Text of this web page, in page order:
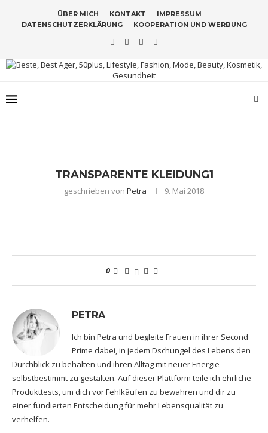
ÜBER MICH KONTAKT
IMPRESSUM
DATENSCHUTZERKLÄRUNG
KOOPERATION UND WERBUNG
TRANSPARENTE KLEIDUNG1
geschrieben von Petra 9. Mai 2018
0
PETRA
Ich bin Petra und begleite Frauen in ihrer Second
Prime dabei, in jedem Dschungel des Lebens den
Durchblick zu behalten und ihren Alltag mit neuer Energie
selbstbestimmt zu gestalten. Auf dieser Plattform teile ich ehrliche
Produkttests, um dich vor Fehlkäufen zu bewahren und dir zu
einer fundierten Entscheidung für mehr Lebensqualität zu
verhelfen.